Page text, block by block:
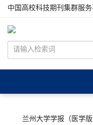
中国高校科技期刊集群服务
兰州大学学报（医学版